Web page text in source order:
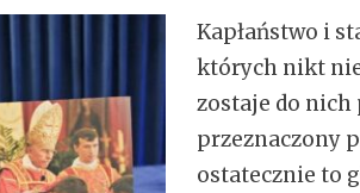
Kapłaństwo i
których nikt nie
zostaje do nich
przeznaczony
ostatecznie to